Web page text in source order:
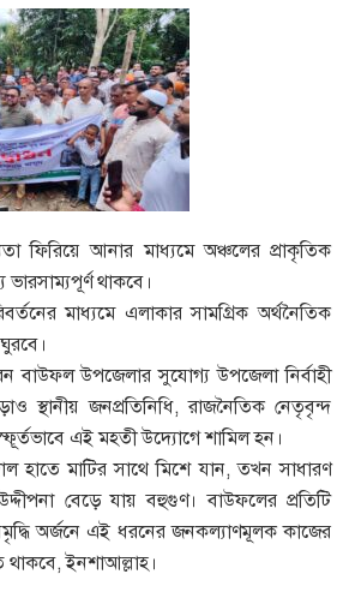
ফিরিয়ে আনার মাধ্যমে অঞ্চলের প্রাকৃতিক
থাকবে।
মাধ্যমে এলাকার সামগ্রিক অর্থনৈতিক
বাউফল উপজেলার সুযোগ্য উপজেলা নির্বাহী
স্থানীয় জনপ্রতিনিধি, রাজনৈতিক নেতৃবৃন্দ
এই মহতী উদ্যোগে শামিল হন।
হাতে মাটির সাথে মিশে যান, তখন সাধারণ
বেড়ে যায় বহুগুণ। বাউফলের প্রতিটি
অর্জনে এই ধরনের জনকল্যাণমূলক কাজের
থাকবে, ইনশাআল্লাহ।